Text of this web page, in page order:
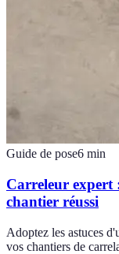
Guide de pose6 min
Carreleur expert
chantier réussi
Adoptez les astuces
vos chantiers de